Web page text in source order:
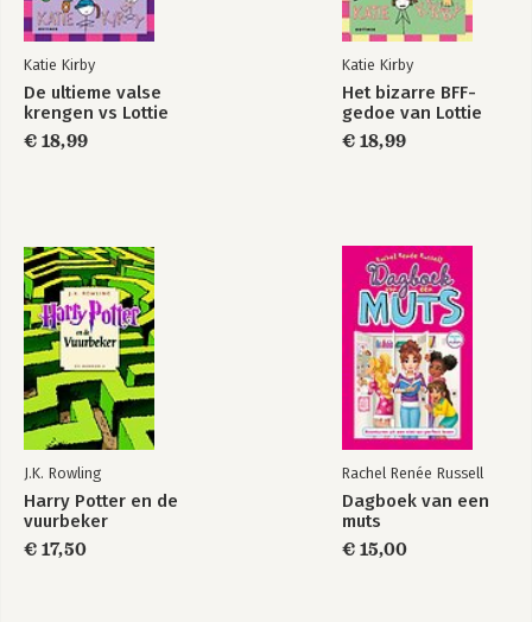
Katie Kirby
De ultieme valse
krengen vs Lottie
€ 18,99
Katie Kirby
Het bizarre BFF-
gedoe van Lottie
€ 18,99
J.K. Rowling
Harry Potter en de
vuurbeker
€ 17,50
Rachel Renée Russell
Dagboek van een
muts
€ 15,00